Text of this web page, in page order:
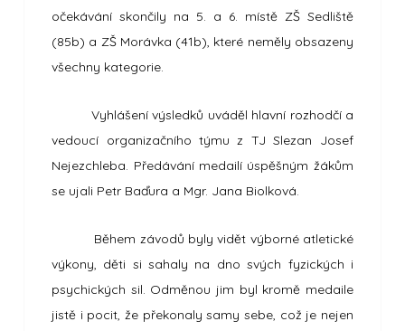
očekávání skončily na 5. a 6. místě ZŠ Sedliště
(85b) a ZŠ Morávka (41b), které neměly obsazeny
všechny kategorie.
Vyhlášení výsledků uváděl hlavní rozhodčí a
vedoucí organizačního týmu z TJ Slezan Josef
Nejezchleba. Předávání medailí úspěšným žákům
se ujali Petr Baďura a Mgr. Jana Biolková.
Během závodů byly vidět výborné atletické
výkony, děti si sahaly na dno svých fyzických i
psychických sil. Odměnou jim byl kromě medaile
jistě i pocit, že překonaly samy sebe, což je nejen